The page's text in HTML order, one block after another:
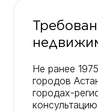
Не ранее
городов
городах-